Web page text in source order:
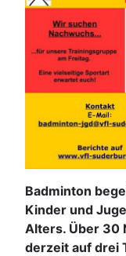
Badminton
Kinder und
Alters. Über 30
derzeit auf drei